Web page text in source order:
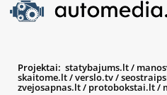
Projektai: statybajums.lt/
skaitome.lt/verslo.tv/
zvejosapnas.lt/ protobokstai.lt/